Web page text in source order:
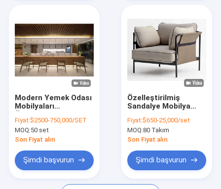
Ürünler
Videolar
VR şovu
Kalite Kontrol
Bize Ulaşın
Modern Yemek Odası
Mobilyaları
Tabure Bar Ziyafet
Kapısı 900mm
Fiyat:$2500-750,000/SET
MOQ:50 set
Son Fiyat alın
Şimdi başvurun
Özelleştirilmiş
Sandalye Mobilya
Mekan Yemek
Sandalyeleri
Fiyat:$650-25,000/set
MOQ:80 Takım
Son Fiyat alın
Şimdi başvurun